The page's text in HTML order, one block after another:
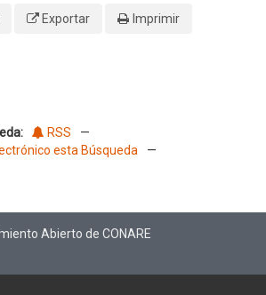
Exportar Imprimir
RSS
—
esta Búsqueda
—
Abierto de CONARE